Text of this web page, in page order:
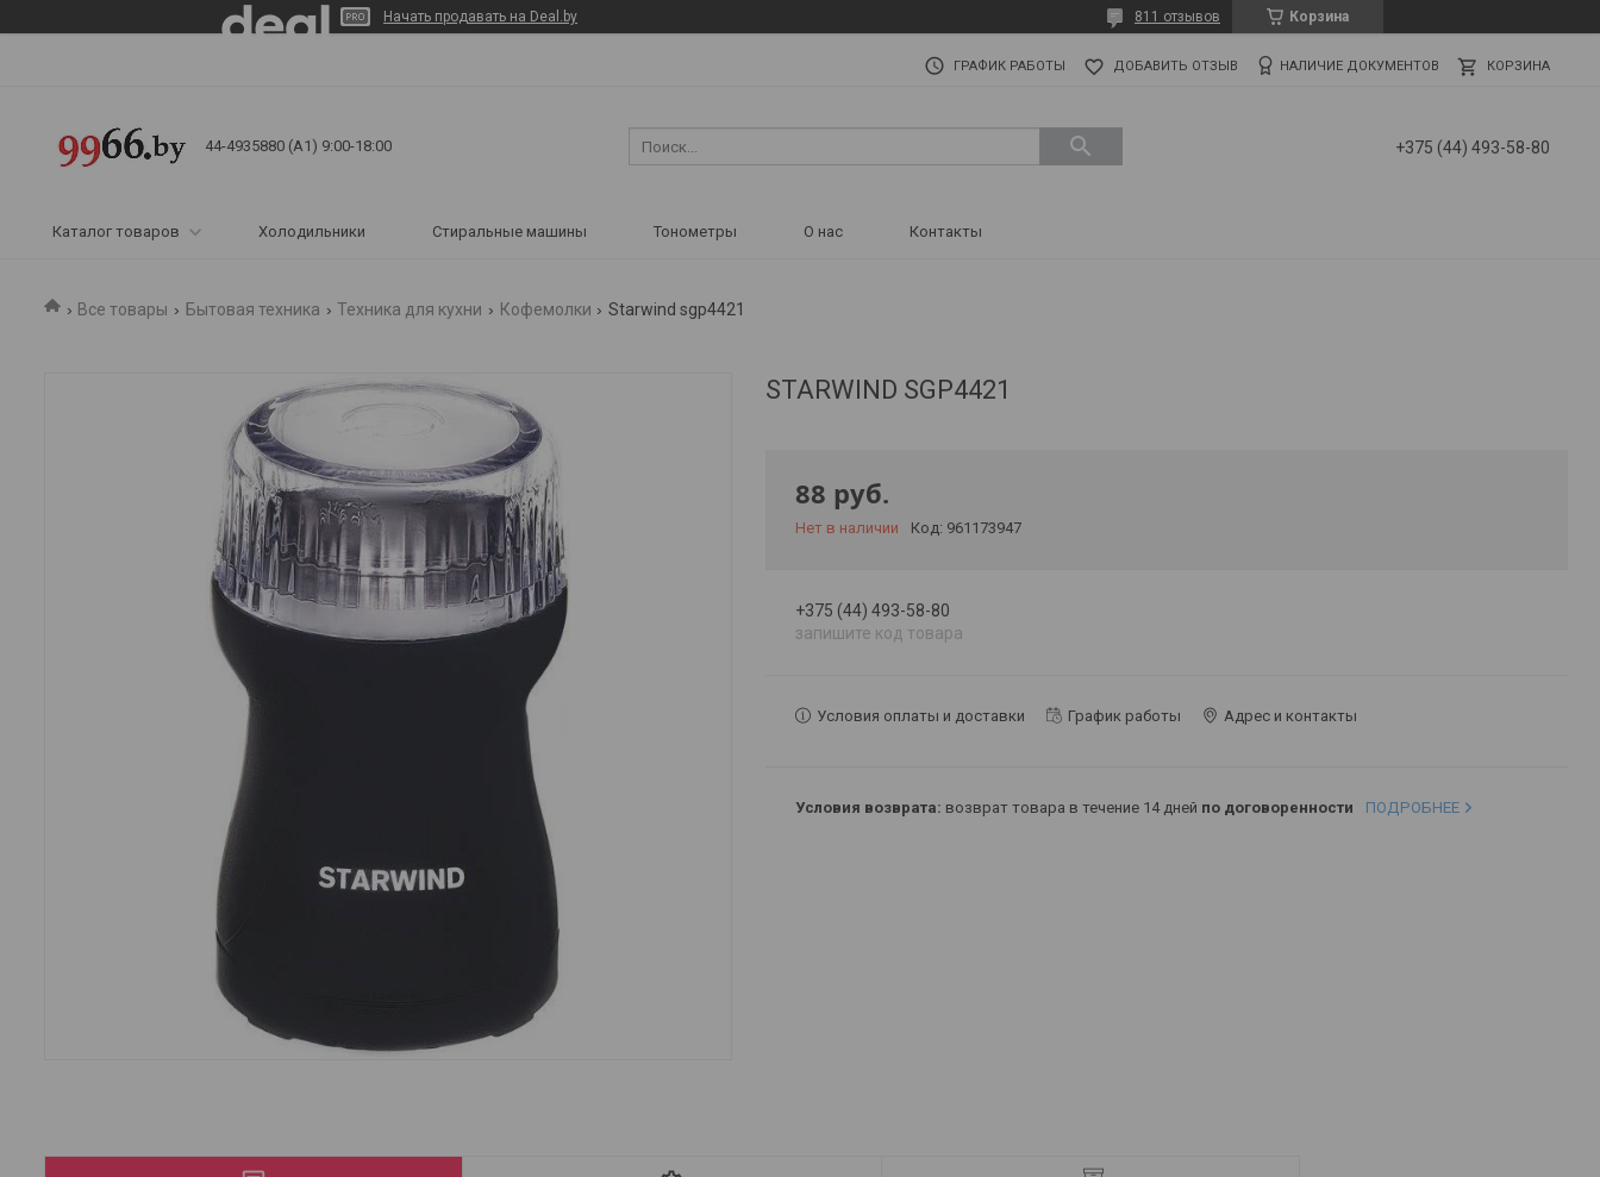
Начать продавать на Deal.by Корзина
811 отзывов
ГРАФИК РАБОТЫ ДОБАВИТЬ ОТЗЫВ НАЛИЧИЕ ДОКУМЕНТОВ КОРЗИНА
44-4935880 (A1) 9:00-18:00 +375 (44) 493-58-80
Каталог товаров Холодильники Стиральные машины Тонометры О нас Контакты
Все товары Бытовая техника Техника для кухни Кофемолки Starwind sgp4421
STARWIND SGP4421
88 руб.
Нет в наличии Код: 961173947
+375 (44) 493-58-80
запишите код товара
Условия оплаты и доставки График работы Адрес и контакты
возврат товара в течение 14 дней по договоренности ПОДРОБНЕЕ